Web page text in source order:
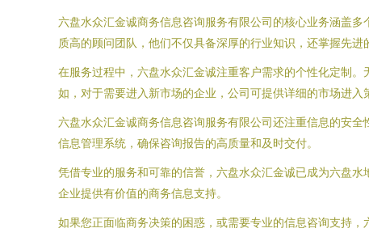
六盘水众汇金诚商务信息咨询服务有限公司的核心业务涵盖
质高的顾问团队，他们不仅具备深厚的行业知识，还掌握先
在服务过程中，六盘水众汇金诚注重客户需求的个性化定制
如，对于需要进入新市场的企业，公司可提供详细的市场进
六盘水众汇金诚商务信息咨询服务有限公司还注重信息的安
信息管理系统，确保咨询报告的高质量和及时交付。
凭借专业的服务和可靠的信誉，六盘水众汇金诚已成为六盘
企业提供有价值的商务信息支持。
如果您正面临商务决策的困惑，或需要专业的信息咨询支持